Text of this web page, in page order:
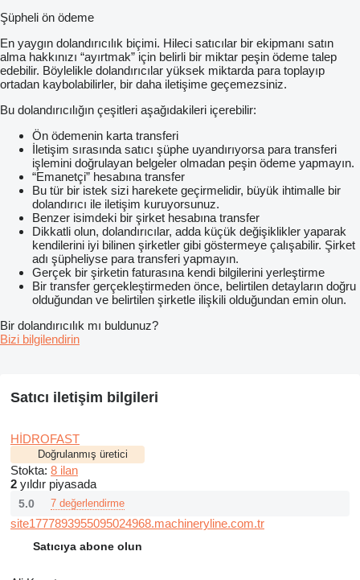
Şüpheli ön ödeme
En yaygın dolandırıcılık biçimi. Hileci satıcılar bir ekipmanı satın
alma hakkınızı “ayırtmak” için belirli bir miktar peşin ödeme talep
edebilir. Böylelikle dolandırıcılar yüksek miktarda para toplayıp
ortadan kaybolabilirler, bir daha iletişime geçemezsiniz.
Bu dolandırıcılığın çeşitleri aşağıdakileri içerebilir:
Ön ödemenin karta transferi
İletişim sırasında satıcı şüphe uyandırıyorsa para transferi
işlemini doğrulayan belgeler olmadan peşin ödeme yapmayın.
“Emanetçi” hesabına transfer
Bu tür bir istek sizi harekete geçirmelidir, büyük ihtimalle bir
dolandırıcı ile iletişim kuruyorsunuz.
Benzer isimdeki bir şirket hesabına transfer
Dikkatli olun, dolandırıcılar, adda küçük değişiklikler yaparak
kendilerini iyi bilinen şirketler gibi göstermeye çalışabilir. Şirket
adı şüpheliyse para transferi yapmayın.
Gerçek bir şirketin faturasına kendi bilgilerini yerleştirme
Bir transfer gerçekleştirmeden önce, belirtilen detayların doğru
olduğundan ve belirtilen şirketle ilişkili olduğundan emin olun.
Bir dolandırıcılık mı buldunuz?
Bizi bilgilendirin
Satıcı iletişim bilgileri
HİDROFAST
Doğrulanmış üretici
Stokta: 8 ilan
2 yıldır piyasada
5.0 7 değerlendirme
site1777893955095024968.machineryline.com.tr
Satıcıya abone olun